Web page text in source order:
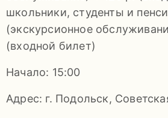
конфиденциальности
школьники, студенты и
(экскурсионное
(входной билет)
Начало: 15:00
Адрес: г. Подольск,